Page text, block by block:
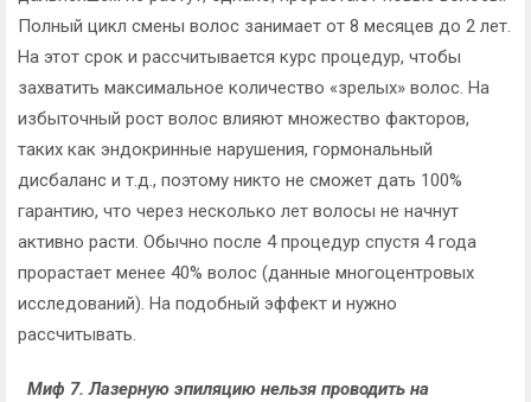
Полный цикл смены волос занимает от 8 месяцев до 2 лет.
На этот срок и рассчитывается курс процедур, чтобы
захватить максимальное количество «зрелых» волос. На
избыточный рост волос влияют множество факторов,
таких как эндокринные нарушения, гормональный
дисбаланс и т.д., поэтому никто не сможет дать 100%
гарантию, что через несколько лет волосы не начнут
активно расти. Обычно после 4 процедур спустя 4 года
прорастает менее 40% волос (данные многоцентровых
исследований). На подобный эффект и нужно
рассчитывать.
Миф 7. Лазерную эпиляцию нельзя проводить на